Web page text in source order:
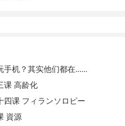
用的个性化学习方案，专属
全程伴学
技巧常常是个挑战。像每一
力需要时间和策略。上文小
能力训练方法?欢迎大家阅
机？其实他们都在......
课 高龄化
课 フィランソロピー
資源